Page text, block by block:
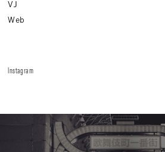
VJ
Web
Instagram